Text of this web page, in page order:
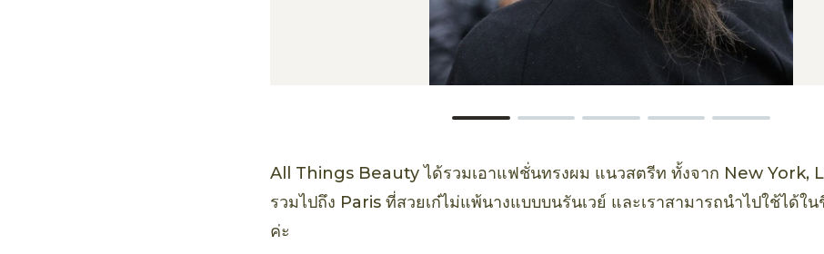
All Things Beauty ได้รวมเอาแฟชั่นทรงผม แนวสตรีท ทั้งจาก New York,
รวมไปถึง Paris ที่สวยเก๋ไม่แพ้นางแบบบนรันเวย์ และเราสามารถนำไปใช้ได้ใ
ค่ะ